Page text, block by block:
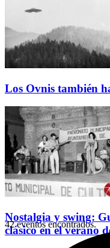
Los Ovnis también
Nostalgia y swing:
clásico en el verano
42 eventos encontrados.